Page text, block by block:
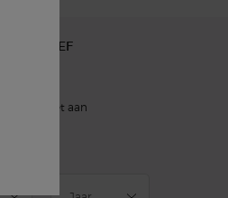
ik liever niet aan